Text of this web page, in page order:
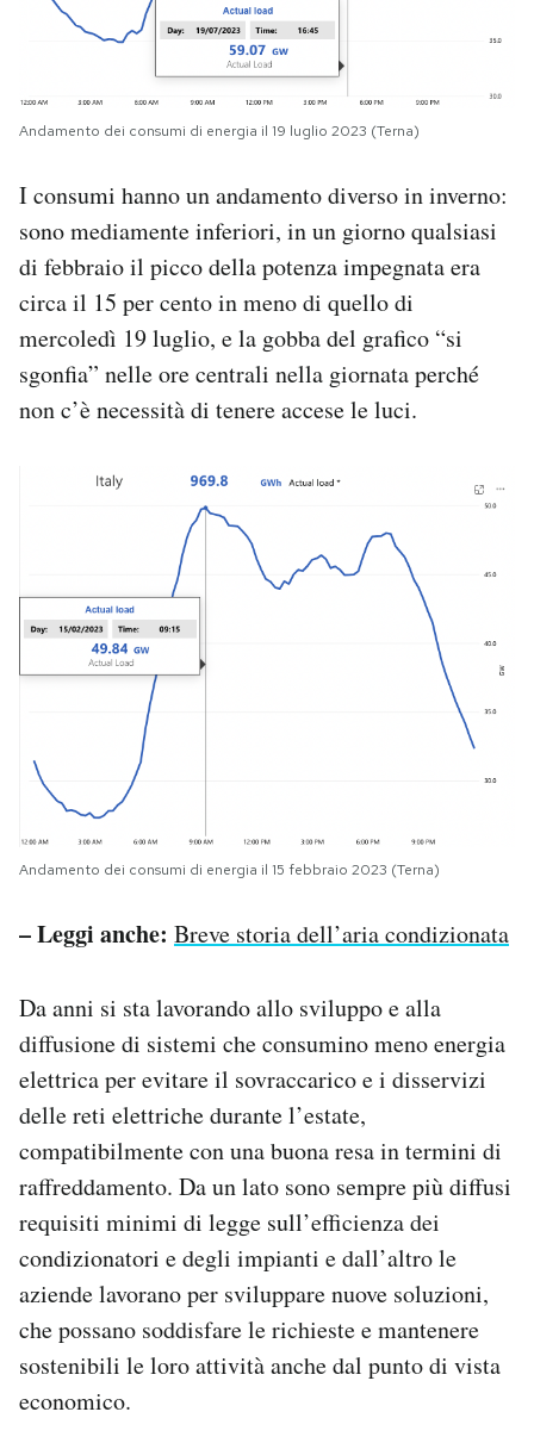
Andamento dei consumi di energia il 19 luglio 2023 (Terna)
I consumi hanno un andamento diverso in inverno:
sono mediamente inferiori, in un giorno qualsiasi
di febbraio il picco della potenza impegnata era
circa il 15 per cento in meno di quello di
mercoledì 19 luglio, e la gobba del grafico “si
sgonfia” nelle ore centrali nella giornata perché
non c’è necessità di tenere accese le luci.
Andamento dei consumi di energia il 15 febbraio 2023 (Terna)
– Leggi anche: Breve storia dell’aria condizionata
Da anni si sta lavorando allo sviluppo e alla
diffusione di sistemi che consumino meno energia
elettrica per evitare il sovraccarico e i disservizi
delle reti elettriche durante l’estate,
compatibilmente con una buona resa in termini di
raffreddamento. Da un lato sono sempre più diffusi
requisiti minimi di legge sull’efficienza dei
condizionatori e degli impianti e dall’altro le
aziende lavorano per sviluppare nuove soluzioni,
che possano soddisfare le richieste e mantenere
sostenibili le loro attività anche dal punto di vista
economico.